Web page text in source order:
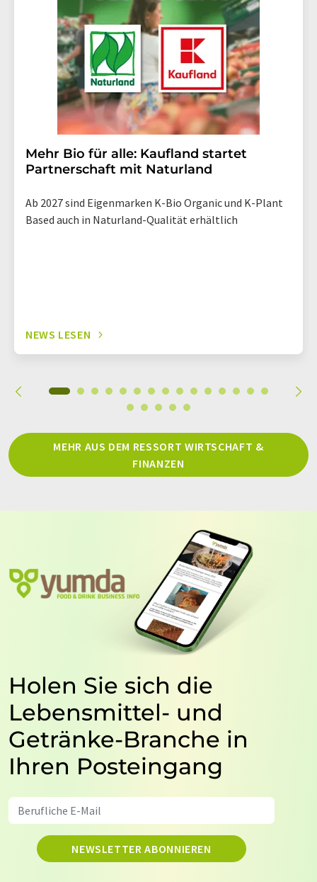
Mehr Bio für alle: Kaufland startet
Partnerschaft mit Naturland
Ab 2027 sind Eigenmarken K-Bio Organic und K-Plant
Based auch in Naturland-Qualität erhältlich
NEWS LESEN
MEHR AUS DEM RESSORT WIRTSCHAFT &
FINANZEN
Holen Sie sich die
Lebensmittel- und
Getränke-Branche in
Ihren Posteingang
NEWSLETTER ABONNIEREN